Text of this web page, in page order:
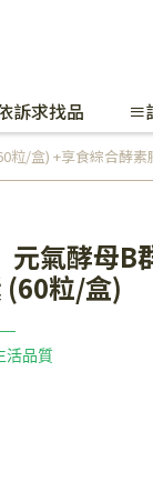
訴求找品 ≡
粒/盒) +享食綜合酵素
元氣酵母B
(60粒/盒)
—
活品質